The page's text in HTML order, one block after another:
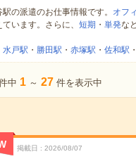
の派遣のお仕事情報です。 オフ
ています。さらに、 短期 ・ 単発な
水戸駅 ・ 勝田駅 ・ 赤塚駅 ・ 佐和駅 ・
中 1 ～ 27 件を表示中
掲載日 2026/08/07